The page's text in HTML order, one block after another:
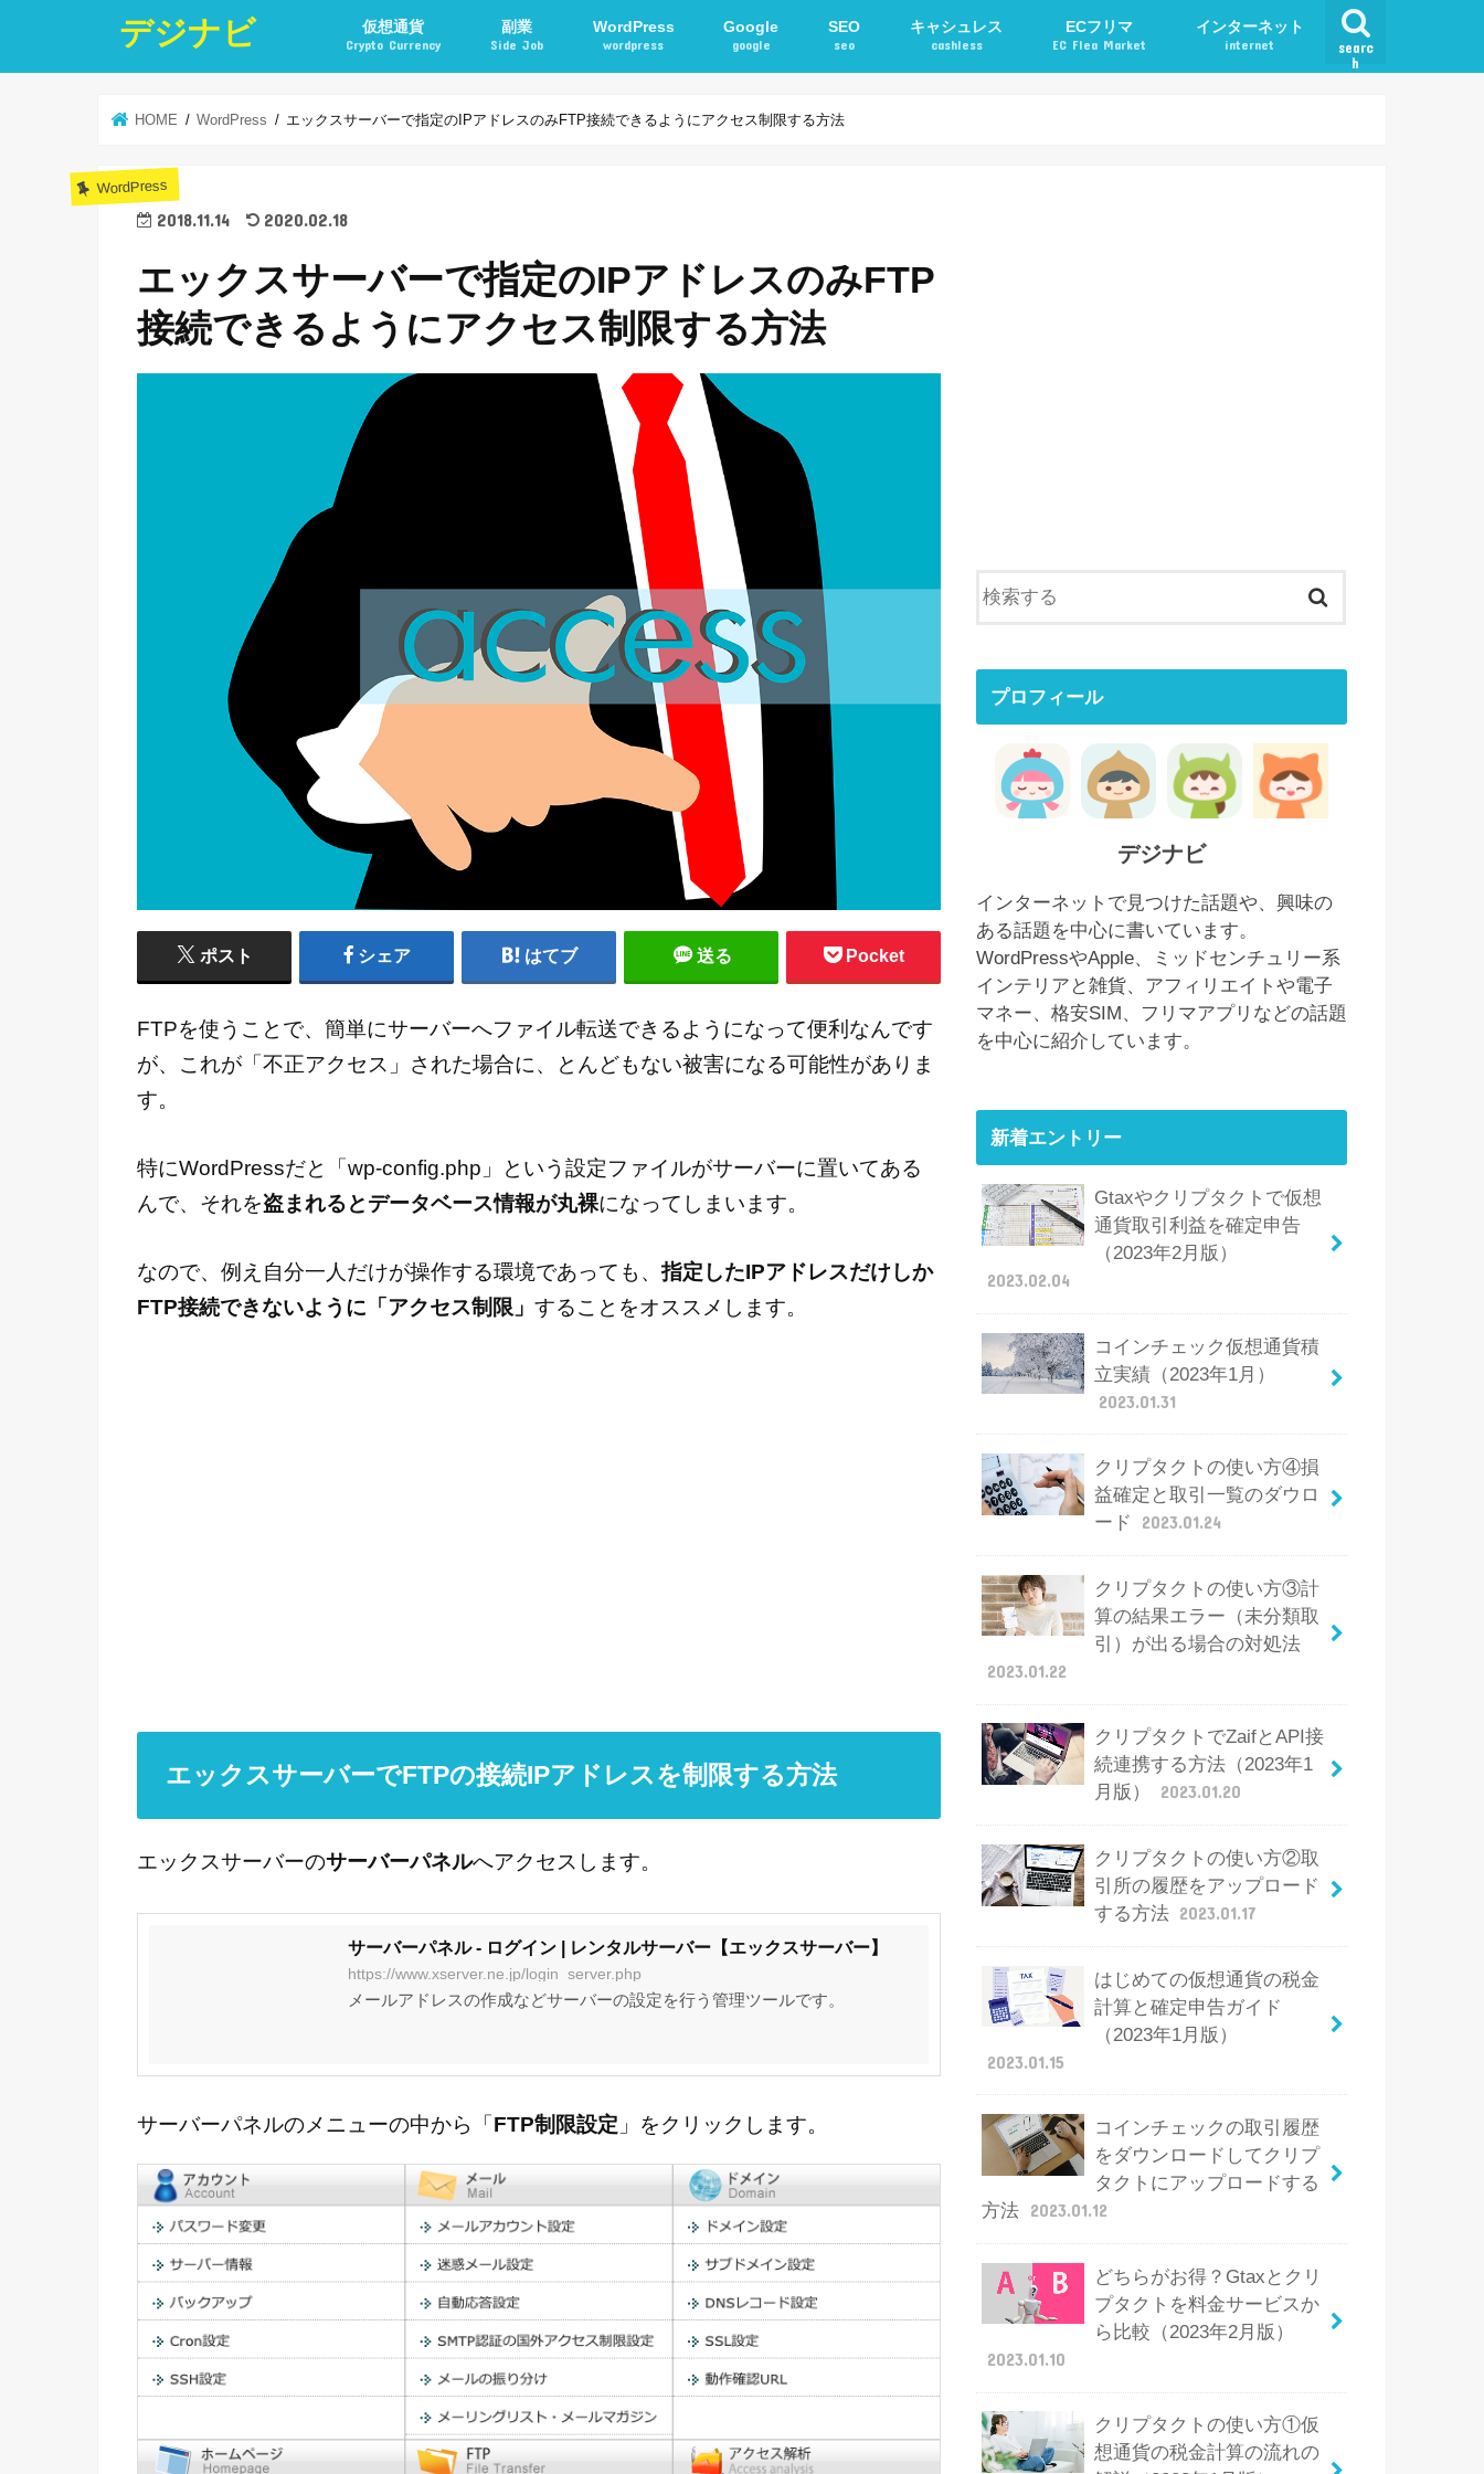
デジナビ
searc
h
仮想通貨
Crypto Currency
副業
Side Job
WordPress
wordpress
Google
google
SEO
seo
キャシュレス
cashless
ECフリマ
EC Flea Market
インターネット
internet
HOME WordPress エックスサーバーで指定のIPアドレスのみFTP接続できるようにアクセス制限する方法
WordPress
2018.11.14 2020.02.18
エックスサーバーで指定のIPアドレスのみFTP
接続できるようにアクセス制限する方法
ポスト シェア はてブ 送る Pocket
FTPを使うことで、簡単にサーバーへファイル転送できるようになって便利なんです
が、これが「不正アクセス」された場合に、とんどもない被害になる可能性がありま
す。
特にWordPressだと「wp-config.php」という設定ファイルがサーバーに置いてある
んで、それを盗まれるとデータベース情報が丸裸になってしまいます。
なので、例え自分一人だけが操作する環境であっても、指定したIPアドレスだけしか
FTP接続できないように「アクセス制限」 することをオススメします。
エックスサーバーでFTPの接続IPアドレスを制限する方法
エックスサーバーのサーバーパネルへアクセスします。
サーバーパネル - ログイン | レンタルサーバー【エックスサーバー】
https://www.xserver.ne.jp/login_server.php
メールアドレスの作成などサーバーの設定を行う管理ツールです。
サーバーパネルのメニューの中から「 FTP制限設定 」をクリックします。
プロフィール
デジナビ
インターネットで見つけた話題や、興味の
ある話題を中心に書いています。
WordPressやApple、ミッドセンチュリー系
インテリアと雑貨、アフィリエイトや電子
マネー、格安SIM、フリマアプリなどの話題
を中心に紹介しています。
新着エントリー
Gtaxやクリプタクトで仮想
通貨取引利益を確定申告
（2023年2月版）
2023.02.04
コインチェック仮想通貨積
立実績（2023年1月）
2023.01.31
クリプタクトの使い方④損
益確定と取引一覧のダウロ
ード
2023.01.24
クリプタクトの使い方③計
算の結果エラー（未分類取
引）が出る場合の対処法
2023.01.22
クリプタクトでZaifとAPI接
続連携する方法（2023年1
月版）
2023.01.20
クリプタクトの使い方②取
引所の履歴をアップロード
する方法 2023.01.17
はじめての仮想通貨の税金
計算と確定申告ガイド
（2023年1月版）
2023.01.15
コインチェックの取引履歴
をダウンロードしてクリプ
タクトにアップロードする
方法
2023.01.12
どちらがお得？Gtaxとクリ
プタクトを料金サービスか
ら比較（2023年2月版）
2023.01.10
クリプタクトの使い方①仮
想通貨の税金計算の流れの